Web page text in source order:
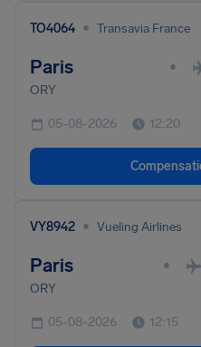
TO4064 • Transavia France
Paris •
ORY
05-08-2026 12:20
VY8942 • Vueling Airlines
Paris •
ORY
05-08-2026 12:15